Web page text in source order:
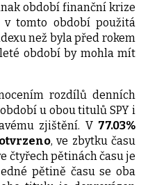
období finanční krize
tomto období použitá
než byla před rokem
období by mohla mít
rozdílů denních
u obou titulů SPY i
zjištění. V 77.03%
, ve zbytku času
čtyřech pětinách času je
pětině času se oba